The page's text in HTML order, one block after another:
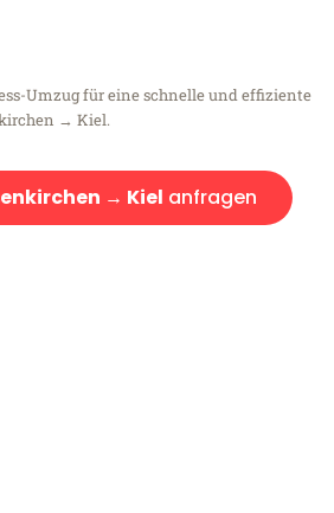
Umzug für eine schnelle und effiziente
→ Kiel.
→ Kiel anfragen